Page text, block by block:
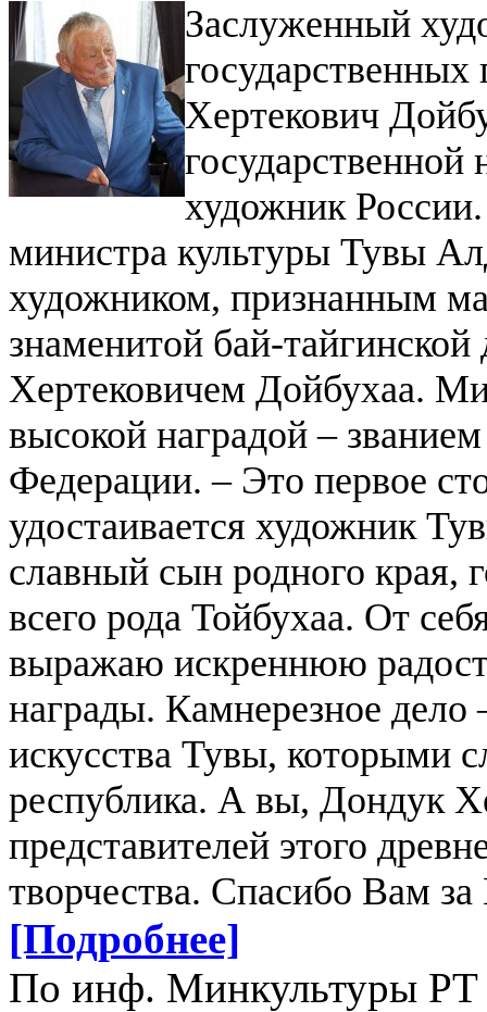
Заслуженный
Хертекович
художник
министра культуры Тувы
художником, признанным
знаменитой бай-
Хертековичем Дойбухаа.
высокой наградой –
Федерации.– Это первое
удостаивается художник
славный сын родного края,
всего рода Тойбухаа. От
выражаю искреннюю
награды. Камнерезное дело
искусства Тувы, которыми
республика. А вы, Дондук
представителей этого
творчества. Спасибо Вам
[Подробнее]
По инф. Минкультуры РТ